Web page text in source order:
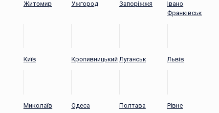
Житомир Ужгород Запоріжжя
Івано
Франківськ
Київ Кропивницький Луганськ Львів
Миколаїв Одеса Полтава Рівне